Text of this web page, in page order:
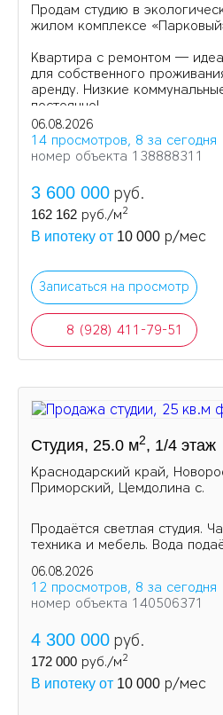
Продам студию в
жилом комплексе
Квартира с ремонтом —
для собственного
аренду. Низкие
постоянно!
06.08.2026
14 просмотров, 8 за сегодня
номер объекта 138888311
3 600 000 руб.
162 162 руб./м2
В ипотеку от 10 000 р/мес
Записаться на просмотр
8 (928) 411-79-51
Студия, 25.0 м2, 1/4 этаж
Краснодарский край,
Приморский, Цемдолина с.
Продаётся светлая студия.
техника и мебель. Вода
06.08.2026
12 просмотров, 8 за сегодня
номер объекта 140506371
4 300 000 руб.
172 000 руб./м2
В ипотеку от 10 000 р/мес